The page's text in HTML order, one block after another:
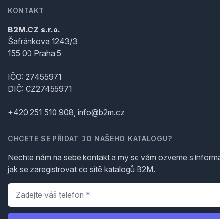
KONTAKT
B2M.CZ s.r.o.
Šafránkova 1243/3
155 00 Praha 5
IČO: 27455971
DIČ: CZ27455971
+420 251 510 908, info@b2m.cz
CHCETE SE PŘIDAT DO NAŠEHO KATALOGU?
Nechte nám na sebe kontakt a my se vám ozveme s
jak se zaregistrovat do sítě katalogů B2M.
Telefon